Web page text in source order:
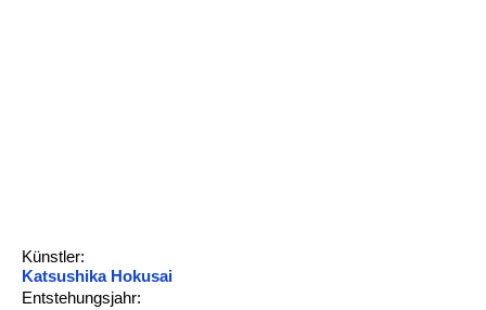
Künstler:
Katsushika Hokusai
Entstehungsjahr: